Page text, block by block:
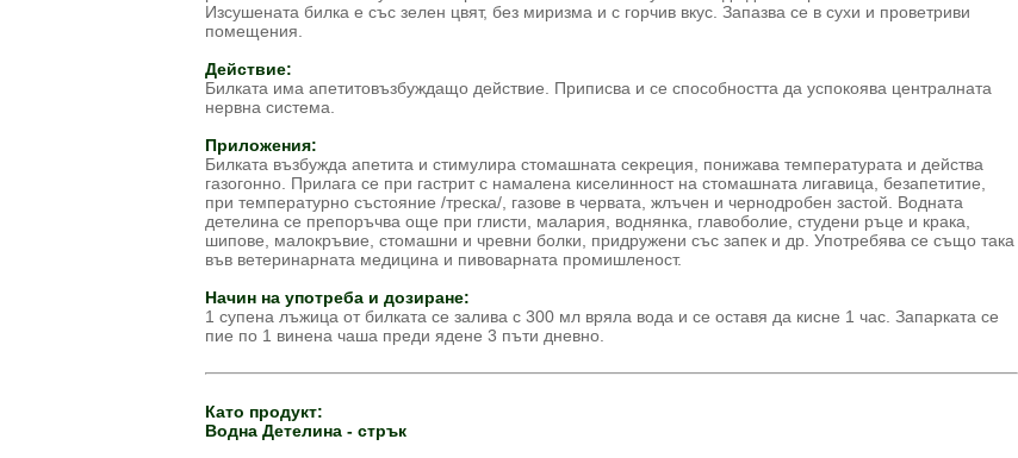
Изсушената билка е със зелен цвят, без миризма и с горчив вкус. Запазва се в сухи и проветриви
помещения.
Действие:
Билката има апетитовъзбуждащо действие. Приписва и се способността да успокоява централната
нервна система.
Приложения:
Билката възбужда апетита и стимулира стомашната секреция, понижава температурата и действа
газогонно. Прилага се при гастрит с намалена киселинност на стомашната лигавица, безапетитие,
при температурно състояние /треска/, газове в червата, жлъчен и чернодробен застой. Водната
детелина се препоръчва още при глисти, малария, воднянка, главоболие, студени ръце и крака,
шипове, малокръвие, стомашни и чревни болки, придружени със запек и др. Употребява се също така
във ветеринарната медицина и пивоварната промишленост.
Начин на употреба и дозиране:
1 супена лъжица от билката се залива с 300 мл вряла вода и се оставя да кисне 1 час. Запарката се
пие по 1 винена чаша преди ядене 3 пъти дневно.
Като продукт:
Водна Детелина - стрък